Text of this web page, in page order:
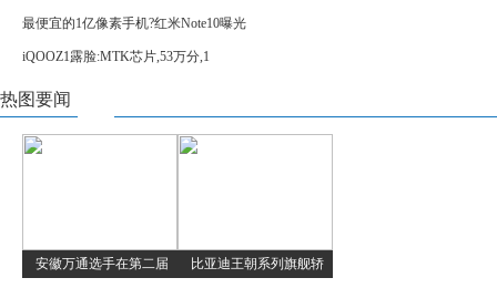
最便宜的1亿像素手机?红米Note10曝光
iQOOZ1露脸:MTK芯片,53万分,1
热图要闻
安徽万通选手在第二届 比亚迪王朝系列旗舰轿